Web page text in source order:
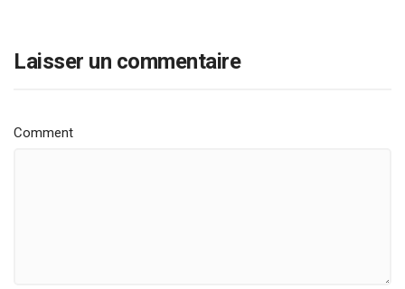
Laisser un commentaire
Comment